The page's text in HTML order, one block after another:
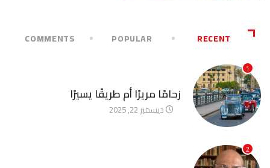
RECENT
POPULAR
COMMENTS
1
زحامًا مريرًا أم طريقًا يسيرًا
ديسمبر 22, 2025
2